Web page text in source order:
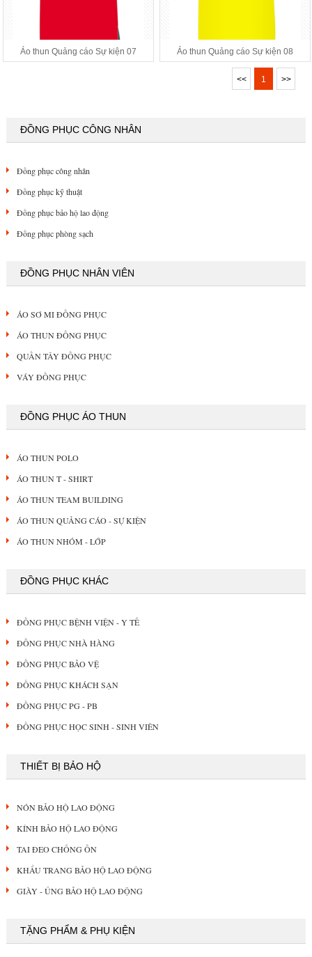
Áo thun Quảng cáo Sự kiện 07 Áo thun Quảng cáo Sự kiện 08
<< 1 >>
ĐỒNG PHỤC CÔNG NHÂN
Đồng phục công nhân
Đồng phục kỹ thuật
Đồng phục bảo hộ lao động
Đồng phục phòng sạch
ĐỒNG PHỤC NHÂN VIÊN
ÁO SƠ MI ĐỒNG PHỤC
ÁO THUN ĐỒNG PHỤC
QUẦN TÂY ĐỒNG PHỤC
VÁY ĐỒNG PHỤC
ĐỒNG PHỤC ÁO THUN
ÁO THUN POLO
ÁO THUN T - SHIRT
ÁO THUN TEAM BUILDING
ÁO THUN QUẢNG CÁO - SỰ KIỆN
ÁO THUN NHÓM - LỚP
ĐỒNG PHỤC KHÁC
ĐỒNG PHỤC BỆNH VIỆN - Y TẾ
ĐỒNG PHỤC NHÀ HÀNG
ĐỒNG PHỤC BẢO VỆ
ĐỒNG PHỤC KHÁCH SẠN
ĐỒNG PHỤC PG - PB
ĐỒNG PHỤC HỌC SINH - SINH VIÊN
THIẾT BỊ BẢO HỘ
NÓN BẢO HỘ LAO ĐỘNG
KÍNH BẢO HỘ LAO ĐỘNG
TAI ĐEO CHỐNG ỒN
KHẨU TRANG BẢO HỘ LAO ĐỘNG
GIÀY - ỦNG BẢO HỘ LAO ĐỘNG
TẶNG PHẨM & PHỤ KIỆN